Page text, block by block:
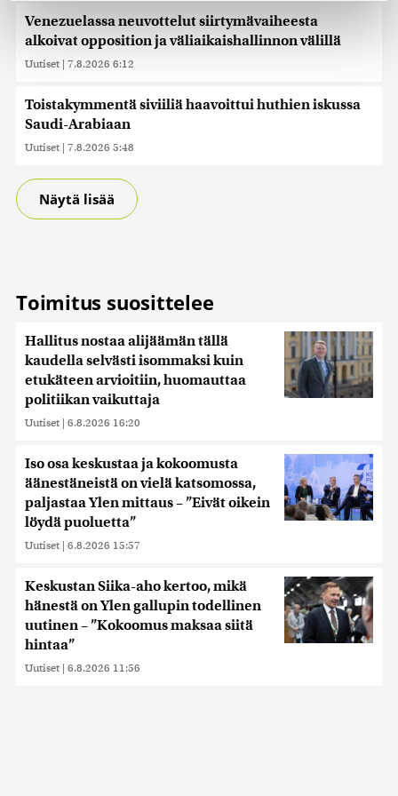
Käytämme evästeitä tarjoamamme sisällön ja mainosten
räätälöimiseen, sosiaalisen median ominaisuuksien
tukemiseen ja kävijämäärämme analysoimiseen. Lisäksi
alan kumppaneillemme tietoja siitä, miten käytät
sivustoamme. Kumppanimme voivat yhdistää näitä
tietoja muihin tietoihin, joita olet antanut heille tai joita on
saatetaan myös siirtää ulkomaille.
Venezuelassa neuvottelut siirtymävaiheesta
alkoivat opposition ja väliaikaishallinnon välillä
Uutiset | 7.8.2026 6:12
Toistakymmentä siviiliä haavoittui huthien iskussa
Saudi-Arabiaan
Uutiset | 7.8.2026 5:48
Näytä lisää
Toimitus suosittelee
Hallitus nostaa alijäämän tällä
kaudella selvästi isommaksi kuin
etukäteen arvioitiin, huomauttaa
politiikan vaikuttaja
Uutiset | 6.8.2026 16:20
Iso osa keskustaa ja kokoomusta
äänestäneistä on vielä katsomossa,
paljastaa Ylen mittaus – ”Eivät oikein
löydä puoluetta”
Uutiset | 6.8.2026 15:57
Keskustan Siika-aho kertoo, mikä
hänestä on Ylen gallupin todellinen
uutinen – ”Kokoomus maksaa siitä
hintaa”
Uutiset | 6.8.2026 11:56